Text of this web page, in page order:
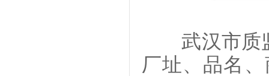
武汉市质监
厂址、品名